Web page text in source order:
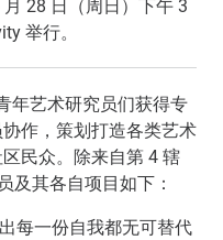
月 28 日（周日）下午 3
举行。
年艺术研究员们获得专
作，策划打造各类艺术
民众。除来自第 4 辖
及其各自项目如下：
每一份自我都无可替代